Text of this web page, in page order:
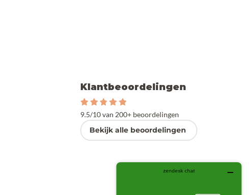
Klantbeoordelingen
9.5/10 van 200+ beoordelingen
Bekijk alle beoordelingen